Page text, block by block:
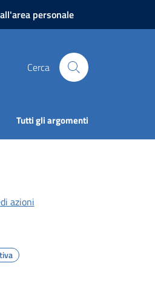
personale
Cerca
Tutti gli argomenti
azioni